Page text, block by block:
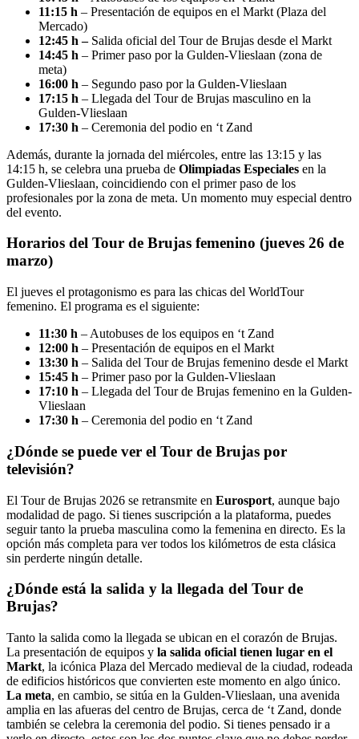
11:15 h – Presentación de equipos en el Markt (Plaza del
Mercado)
12:45 h –Salida oficial del Tour de Brujas desde el Markt
14:45 h – Primer paso por la Gulden-Vlieslaan (zona de
meta)
16:00 h – Segundo paso por la Gulden-Vlieslaan
17:15 h – Llegada del Tour de Brujas masculino en la
Gulden-Vlieslaan
17:30 h – Ceremonia del podio en ‘t Zand
Además, durante la jornada del miércoles, entre las 13:15 y las
14:15 h, se celebra una prueba de Olimpiadas Especiales en la
Gulden-Vlieslaan, coincidiendo con el primer paso de los
profesionales por la zona de meta. Un momento muy especial dentro
del evento.
Horarios del Tour de Brujas femenino (jueves 26 de
marzo)
El jueves el protagonismo es para las chicas del WorldTour
femenino. El programa es el siguiente:
11:30 h – Autobuses de los equipos en ‘t Zand
12:00 h – Presentación de equipos en el Markt
13:30 h – Salida del Tour de Brujas femenino desde el Markt
15:45 h – Primer paso por la Gulden-Vlieslaan
17:10 h – Llegada del Tour de Brujas femenino en la Gulden-
Vlieslaan
17:30 h – Ceremonia del podio en ‘t Zand
¿Dónde se puede ver el Tour de Brujas por
televisión?
El Tour de Brujas 2026 se retransmite en Eurosport, aunque bajo
modalidad de pago. Si tienes suscripción a la plataforma, puedes
seguir tanto la prueba masculina como la femenina en directo. Es la
opción más completa para ver todos los kilómetros de esta clásica
sin perderte ningún detalle.
¿Dónde está la salida y la llegada del Tour de
Brujas?
Tanto la salida como la llegada se ubican en el corazón de Brujas.
La presentación de equipos y la salida oficial tienen lugar en el
Markt, la icónica Plaza del Mercado medieval de la ciudad, rodeada
de edificios históricos que convierten este momento en algo único.
La meta, en cambio, se sitúa en la Gulden-Vlieslaan, una avenida
amplia en las afueras del centro de Brujas, cerca de ‘t Zand, donde
también se celebra la ceremonia del podio. Si tienes pensado ir a